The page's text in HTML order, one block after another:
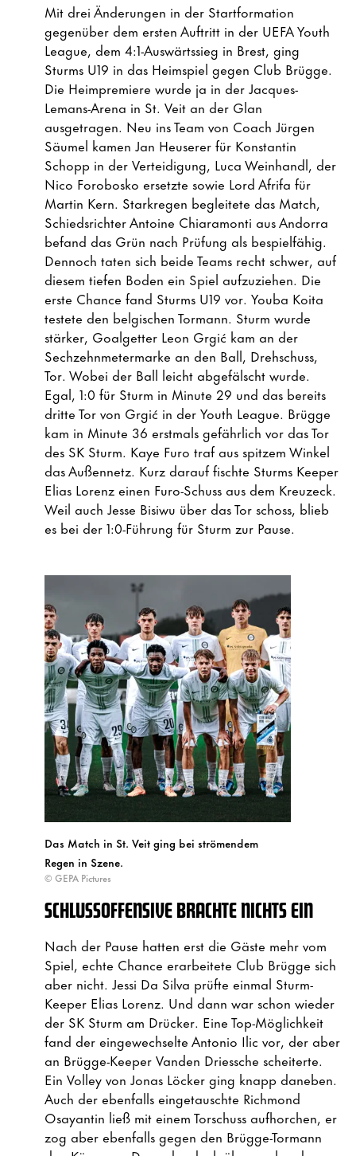
Mit drei Änderungen in der Startformation
gegenüber dem ersten Auftritt in der UEFA Youth
League, dem 4:1-Auswärtssieg in Brest, ging
Sturms U19 in das Heimspiel gegen Club Brügge.
Die Heimpremiere wurde ja in der Jacques-
Lemans-Arena in St. Veit an der Glan
ausgetragen. Neu ins Team von Coach Jürgen
Säumel kamen Jan Heuserer für Konstantin
Schopp in der Verteidigung, Luca Weinhandl, der
Nico Forobosko ersetzte sowie Lord Afrifa für
Martin Kern. Starkregen begleitete das Match,
Schiedsrichter Antoine Chiaramonti aus Andorra
befand das Grün nach Prüfung als bespielfähig.
Dennoch taten sich beide Teams recht schwer, auf
diesem tiefen Boden ein Spiel aufzuziehen. Die
erste Chance fand Sturms U19 vor. Youba Koita
testete den belgischen Tormann. Sturm wurde
stärker, Goalgetter Leon Grgić kam an der
Sechzehnmetermarke an den Ball, Drehschuss,
Tor. Wobei der Ball leicht abgefälscht wurde.
Egal, 1:0 für Sturm in Minute 29 und das bereits
dritte Tor von Grgić in der Youth League. Brügge
kam in Minute 36 erstmals gefährlich vor das Tor
des SK Sturm. Kaye Furo traf aus spitzem Winkel
das Außennetz. Kurz darauf fischte Sturms Keeper
Elias Lorenz einen Furo-Schuss aus dem Kreuzeck.
Weil auch Jesse Bisiwu über das Tor schoss, blieb
es bei der 1:0-Führung für Sturm zur Pause.
Das Match in St. Veit ging bei strömendem
Regen in Szene.
© GEPA Pictures
SCHLUSSOFFENSIVE BRACHTE NICHTS EIN
Nach der Pause hatten erst die Gäste mehr vom
Spiel, echte Chance erarbeitete Club Brügge sich
aber nicht. Jessi Da Silva prüfte einmal Sturm-
Keeper Elias Lorenz. Und dann war schon wieder
der SK Sturm am Drücker. Eine Top-Möglichkeit
fand der eingewechselte Antonio Ilic vor, der aber
an Brügge-Keeper Vanden Driessche scheiterte.
Ein Volley von Jonas Löcker ging knapp daneben.
Auch der ebenfalls eingetauschte Richmond
Osayantin ließ mit einem Torschuss aufhorchen, er
zog aber ebenfalls gegen den Brügge-Tormann